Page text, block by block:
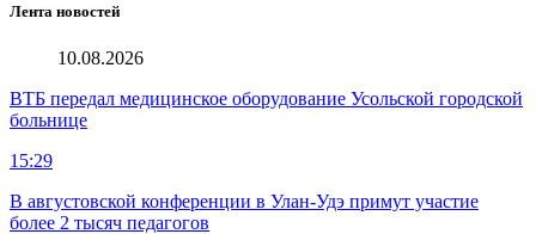
Лента новостей
10.08.2026
ВТБ передал медицинское оборудование Усольской городской
больнице
15:29
В августовской конференции в Улан-Удэ примут участие
более 2 тысяч педагогов